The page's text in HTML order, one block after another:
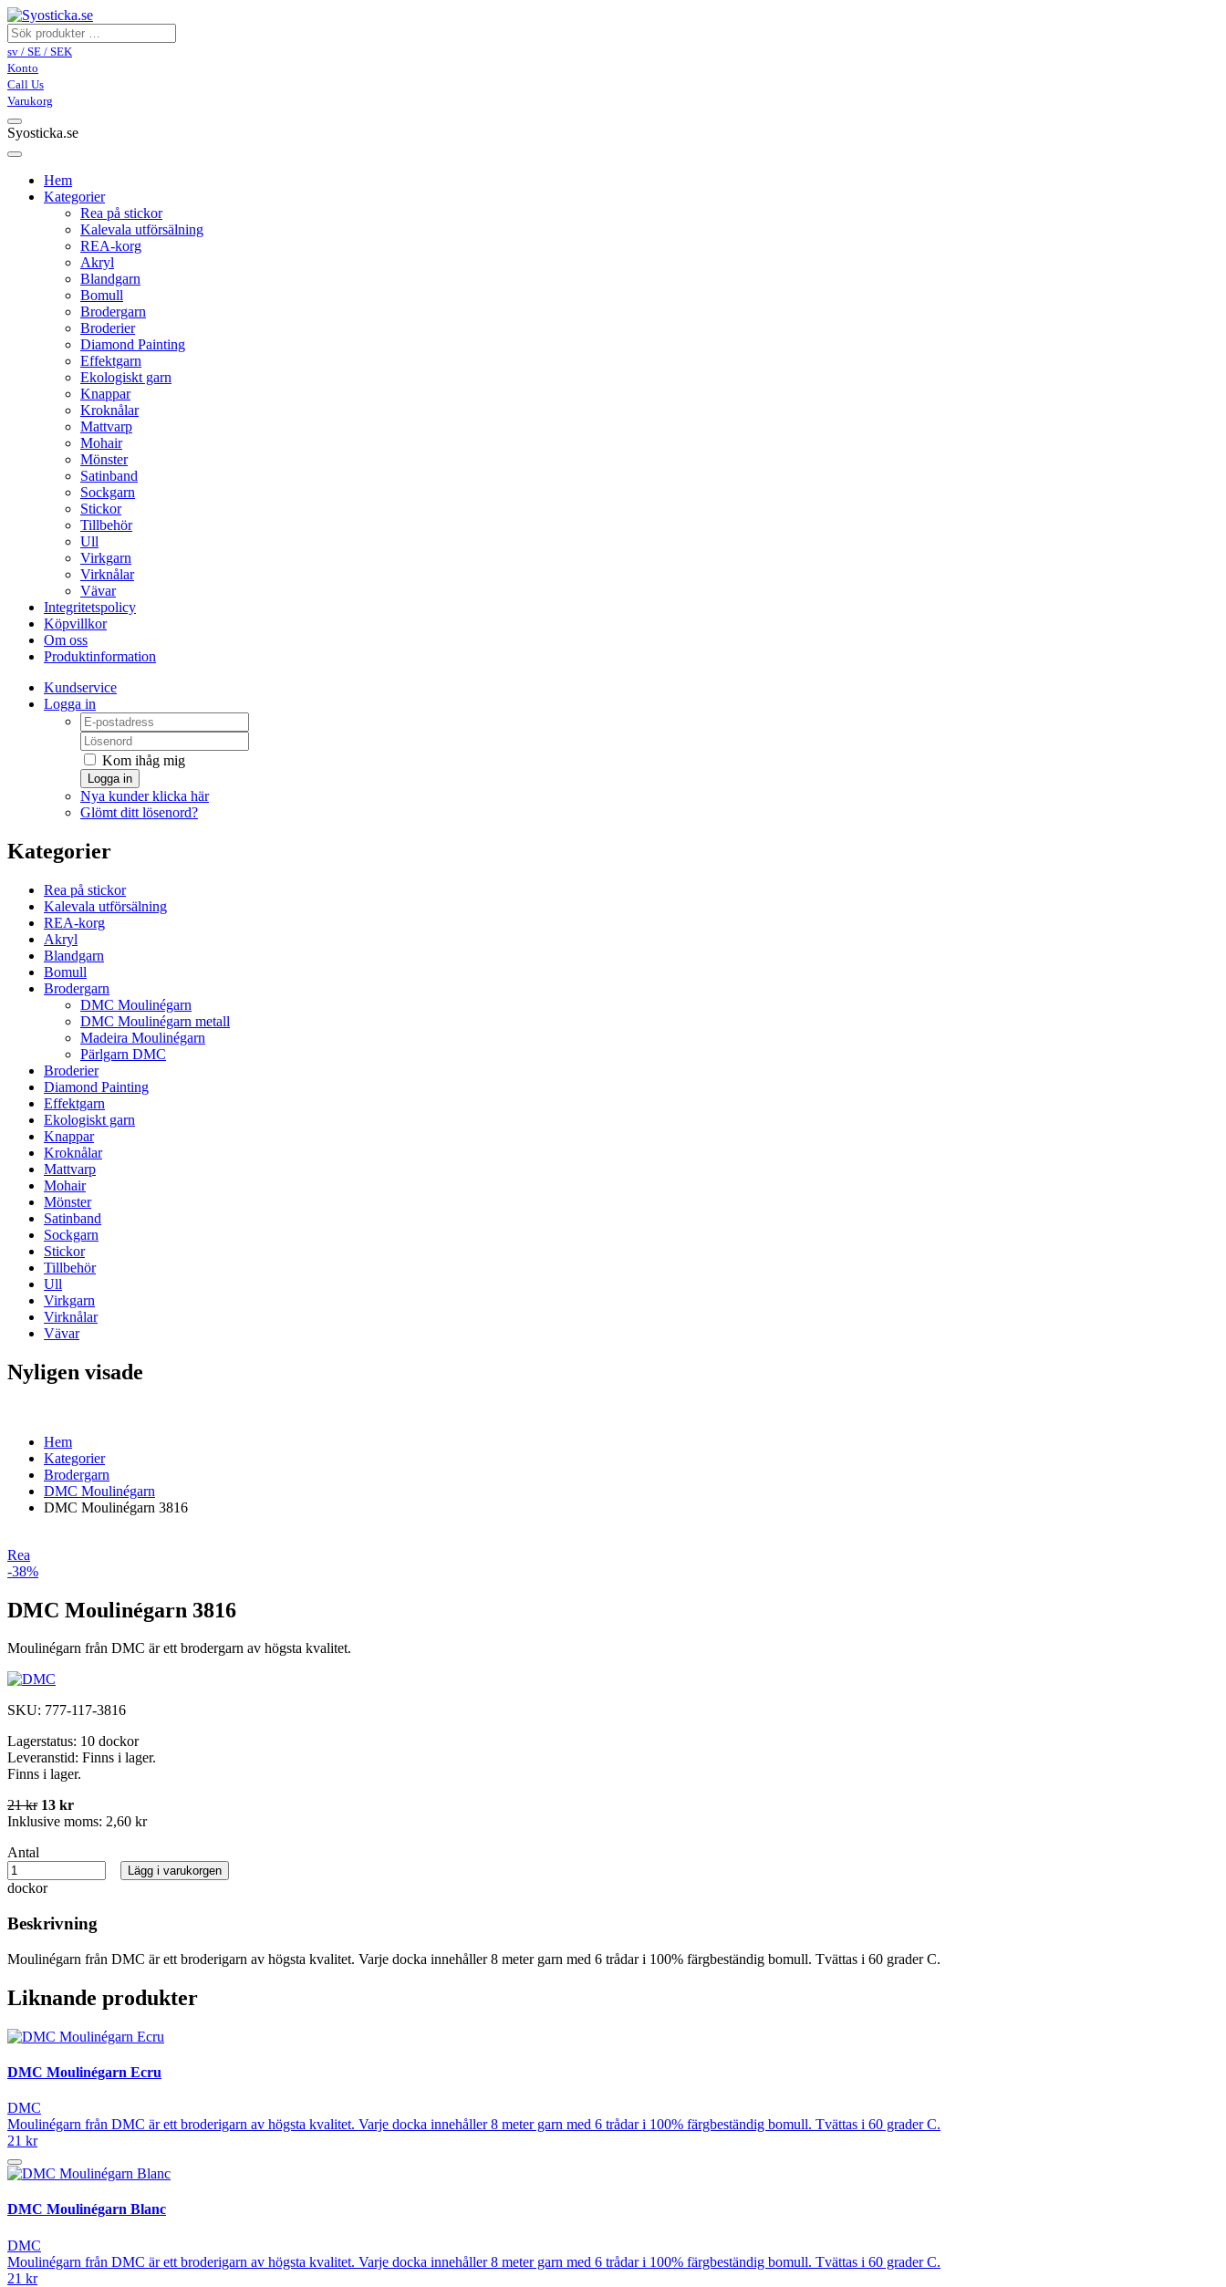
sv / SE / SEK
Konto
Call Us
Varukorg
Syosticka.se
Hem
Kategorier
Rea på stickor
Kalevala utförsälning
REA-korg
Akryl
Blandgarn
Bomull
Brodergarn
Broderier
Diamond Painting
Effektgarn
Ekologiskt garn
Knappar
Kroknålar
Mattvarp
Mohair
Mönster
Satinband
Sockgarn
Stickor
Tillbehör
Ull
Virkgarn
Virknålar
Vävar
Integritetspolicy
Köpvillkor
Om oss
Produktinformation
Kundservice
Logga in
Kom ihåg mig
Logga in
Nya kunder klicka här
Glömt ditt lösenord?
Kategorier
Rea på stickor
Kalevala utförsälning
REA-korg
Akryl
Blandgarn
Bomull
Brodergarn
DMC Moulinégarn
DMC Moulinégarn metall
Madeira Moulinégarn
Pärlgarn DMC
Broderier
Diamond Painting
Effektgarn
Ekologiskt garn
Knappar
Kroknålar
Mattvarp
Mohair
Mönster
Satinband
Sockgarn
Stickor
Tillbehör
Ull
Virkgarn
Virknålar
Vävar
Nyligen visade
Hem
Kategorier
Brodergarn
DMC Moulinégarn
DMC Moulinégarn 3816
Rea
-38%
DMC Moulinégarn 3816
Moulinégarn från DMC är ett brodergarn av högsta kvalitet.
SKU: 777-117-3816
Lagerstatus: 10 dockor
Leveranstid: Finns i lager.
Finns i lager.
21 kr 13 kr
Inklusive moms: 2,60 kr
Antal
dockor
Lägg i varukorgen
Beskrivning
Moulinégarn från DMC är ett broderigarn av högsta kvalitet. Varje docka innehåller 8 meter garn med 6 trådar i 100% färgbeständig bomull. Tvättas i 60 grader C.
Liknande produkter
DMC Moulinégarn Ecru
DMC
Moulinégarn från DMC är ett broderigarn av högsta kvalitet. Varje docka innehåller 8 meter garn med 6 trådar i 100% färgbeständig bomull. Tvättas i 60 grader C.
21 kr
DMC Moulinégarn Blanc
DMC
Moulinégarn från DMC är ett broderigarn av högsta kvalitet. Varje docka innehåller 8 meter garn med 6 trådar i 100% färgbeständig bomull. Tvättas i 60 grader C.
21 kr